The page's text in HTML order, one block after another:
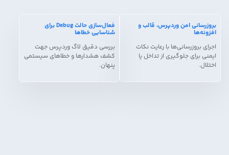
بروزرسانی امن وردپرس، قالب و
افزونه‌ها
اجرای بروزرسانی‌ها با رعایت نکات
ایمنی برای جلوگیری از تداخل یا
اختلال.
فعال‌سازی حالت Debug برای
شناسایی خطاها
بررسی دقیق لاگ وردپرس جهت
کشف هشدارها و خطاهای سیستمی
پنهان.